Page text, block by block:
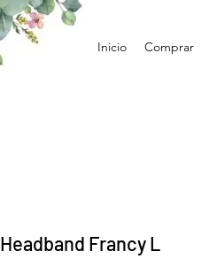
Inicio Comprar
Headband Francy L